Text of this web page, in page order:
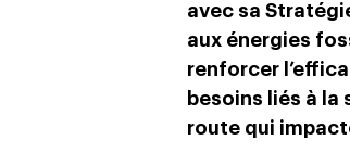
avec sa
aux énergies
renforcer
besoins liés à la
route qui